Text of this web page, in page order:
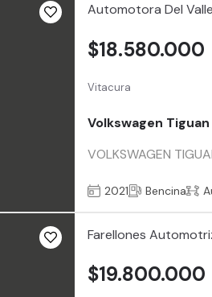
Automotora Del
Vitacura
Volkswagen Tiguan
VOLKSWAGEN
$18.580.000
2021 Bencina
Farellones
$19.800.000